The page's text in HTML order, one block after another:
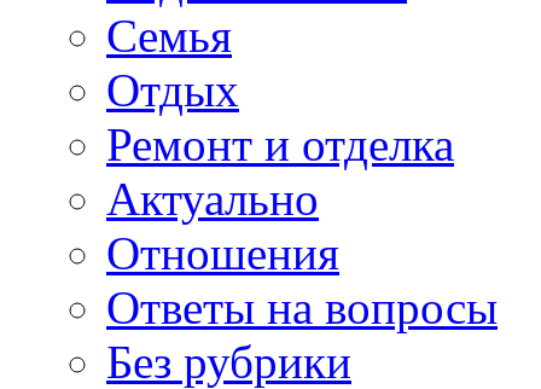
Семья
Отдых
Ремонт и отделка
Актуально
Отношения
Ответы на вопросы
Без рубрики